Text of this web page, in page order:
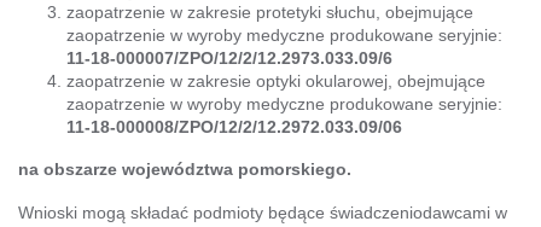
zaopatrzenie w zakresie protetyki słuchu, obejmujące
zaopatrzenie w wyroby medyczne produkowane seryjnie:
11-18-000007/ZPO/12/2/12.2973.033.09/6
zaopatrzenie w zakresie optyki okularowej, obejmujące
zaopatrzenie w wyroby medyczne produkowane seryjnie:
11-18-000008/ZPO/12/2/12.2972.033.09/06
na obszarze województwa pomorskiego.
Wnioski mogą składać podmioty będące świadczeniodawcami w